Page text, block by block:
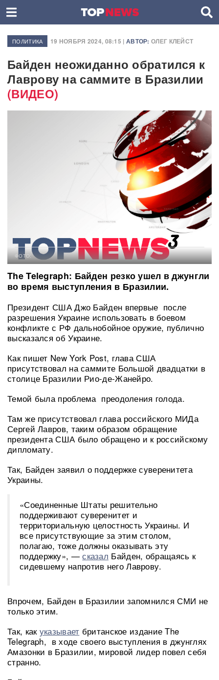
ПОЛИТИКА 19 НОЯБРЯ 2024, 08:15 | АВТОР: ОЛЕГ КЛЕЙСТ
Байден неожиданно обратился к
Лаврову на саммите в Бразилии
(ВИДЕО)
ФОТО:
The Telegraph: Байден резко ушел в джунгли
во время выступления в Бразилии.
Президент США Джо Байден впервые после
разрешения Украине использовать в боевом
конфликте с РФ дальнобойное оружие, публично
высказался об Украине.
Как пишет New York Post, глава США
присутствовал на саммите Большой двадцатки в
столице Бразилии Рио-де-Жанейро.
Темой была проблема преодоления голода.
Там же присутствовал глава российского МИДа
Сергей Лавров, таким образом обращение
президента США было обращено и к российскому
дипломату.
Так, Байден заявил о поддержке суверенитета
Украины.
«Соединенные Штаты решительно
поддерживают суверенитет и
территориальную целостность Украины. И
все присутствующие за этим столом,
полагаю, тоже должны оказывать эту
поддержку», —сказал Байден, обращаясь к
сидевшему напротив него Лаврову.
Впрочем, Байден в Бразилии запомнился СМИ не
только этим.
Так, как указывает британское издание The
Telegraph, в ходе своего выступления в джунглях
Амазонки в Бразилии, мировой лидер повел себя
странно.